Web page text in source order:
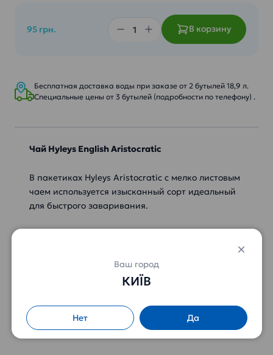
95 грн. В корзину
Бесплатная доставка воды при заказе от 2 бутылей 18,9 л.
Специальные цены от 3 бутылей (подробности по телефону) .
Чай Hyleys English Aristocratic
В пакетиках Hyleys Aristocratic с мелко листовым
чаем используется изысканный сорт идеальный
для быстрого заваривания.
ароматом и идеален для чаепития в
послеобеденное и вечернее время.
В пакетиках Hyleys Aristocratic с мелко листовым
чаем используется изысканный сорт, идеальный
для быстрого заваривания.
Ваш город
КИЇВ
Нет Да